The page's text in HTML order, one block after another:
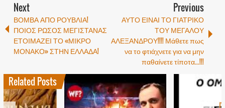
Next
ΒΟΜΒΑ ΑΠΟ ΡΟΥΒΛΙΑ!
ΠΟΙΟΣ ΡΩΣΟΣ ΜΕΓΙΣΤΑΝΑΣ
ΕΤΟΙΜΑΖΕΙ ΤΟ «ΜΙΚΡΟ
ΜΟΝΑΚΟ» ΣΤΗΝ ΕΛΛΑΔΑ!
Previous
ΑΥΤΟ ΕΙΝΑΙ ΤΟ ΓΙΑΤΡΙΚΟ
ΤΟΥ ΜΕΓΑΛΟΥ
ΑΛΕΞΑΝΔΡΟΥ!!!! Μάθετε πως
να το φτιάχνετε για να μην
παθαίνετε τίποτα...!!!
Related Posts 1